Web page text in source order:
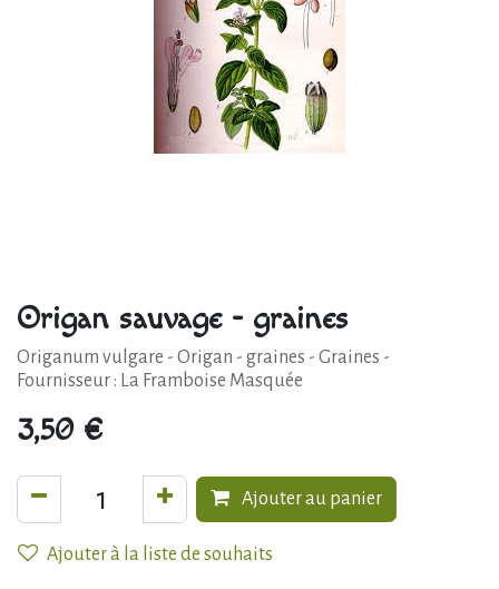
Origan sauvage - graines
Origanum vulgare - Origan - graines - Graines -
Fournisseur : La Framboise Masquée
3,50€
Ajouter au panier
Ajouter à la liste de souhaits